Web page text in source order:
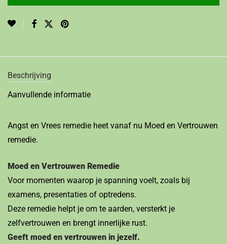
Beschrijving
Aanvullende informatie
Angst en Vrees remedie heet vanaf nu Moed en Vertrouwen
remedie.
Moed en Vertrouwen Remedie
Voor momenten waarop je spanning voelt, zoals bij
examens, presentaties of optredens.
Deze remedie helpt je om te aarden, versterkt je
zelfvertrouwen en brengt innerlijke rust.
Geeft moed en vertrouwen in jezelf.